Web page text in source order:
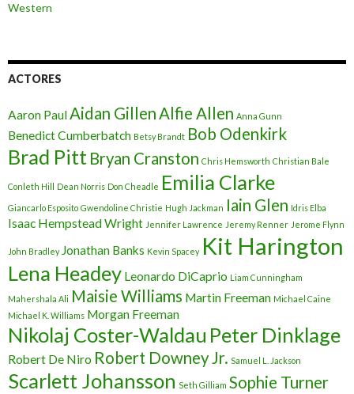
Western
ACTORES
Aaron PaulAidan GillenAlfie Allen Anna Gunn
Benedict Cumberbatch Betsy Brandt Bob Odenkirk
Brad Pitt Bryan Cranston Chris Hemsworth Christian Bale
Conleth Hill Dean Norris Don Cheadle Emilia Clarke
Giancarlo Esposito Gwendoline Christie Hugh Jackman Iain Glen Idris Elba
Isaac Hempstead Wright Jennifer Lawrence Jeremy Renner Jerome Flynn
John Bradley Jonathan Banks Kevin Spacey Kit Harington
Lena Headey Leonardo DiCaprio Liam Cunningham
Mahershala Ali Maisie Williams Martin Freeman Michael Caine
Michael K. Williams Morgan Freeman
Nikolaj Coster-Waldau Peter Dinklage
Robert De Niro Robert Downey Jr. Samuel L. Jackson
Scarlett Johansson Seth Gilliam Sophie Turner